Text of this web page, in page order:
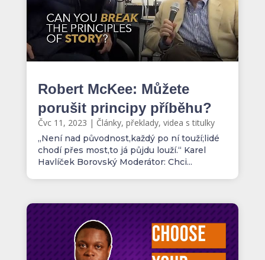
Robert McKee: Můžete
porušit principy příběhu?
Čvc 11, 2023 | Články, překlady, videa s titulky
„Není nad původnost,každý po ní touží;lidé
chodí přes most,to já půjdu louží.“ Karel
Havlíček Borovský Moderátor: Chci...